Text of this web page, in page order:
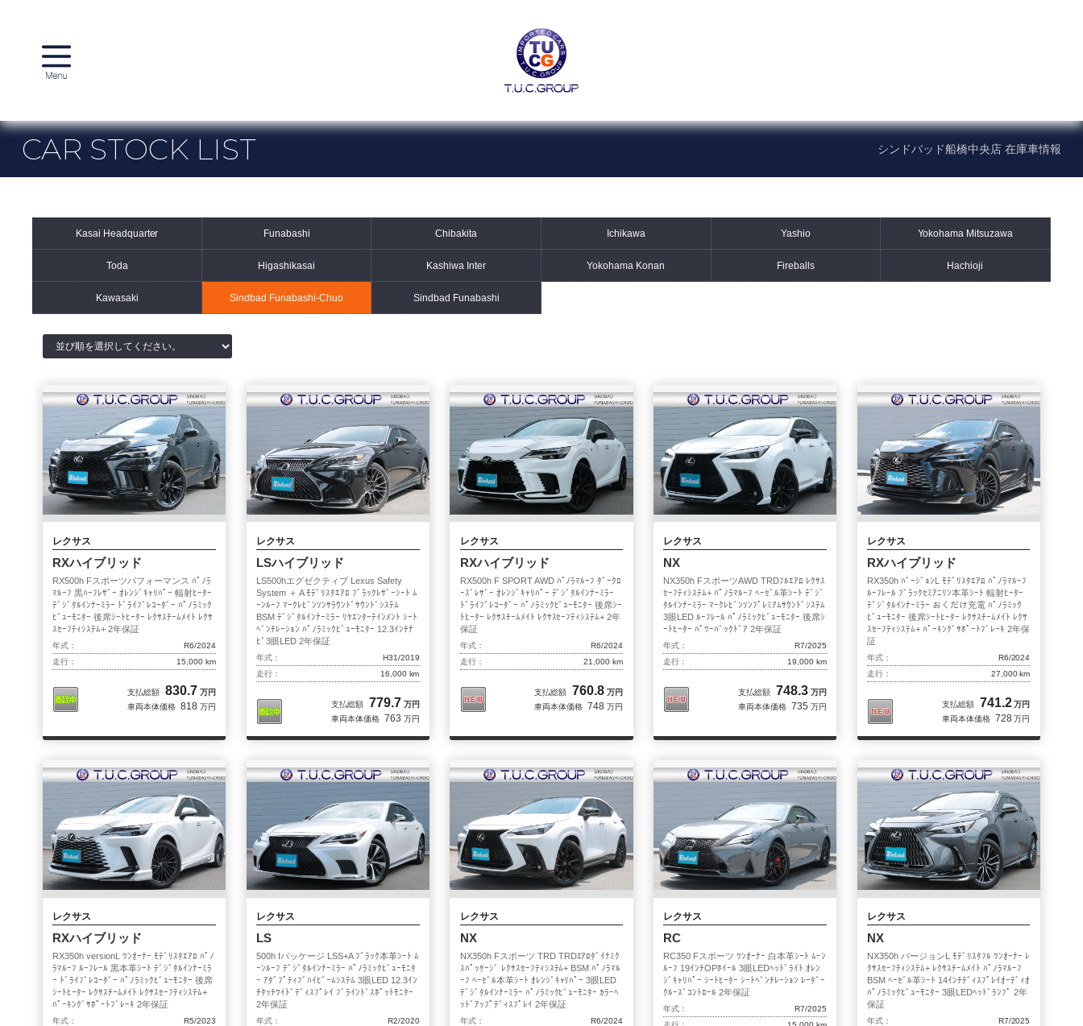
リクルート
メルセデスベンツ アウディ ポルシェ アメリカ車
葛西本店
戸田 東葛西 柏インター 横浜港南 ファイヤーボールズ 八王子店
川崎 シンドバッド船橋中央店 シンドバッド船橋店
Warranty 無料保証&サービス
2年間＆50,000kmの無料保証 オイル交換無料サービス ポリマーメンテナンス無料サービス 納車費用全国無料サービス 納車前整備・アフターメンテナンス
Shop Guide
葛西本店 船橋店 千葉北インター店 八潮 横浜三ツ沢
東葛西 柏インター 横浜港南 ファイヤーボールズ
シンドバッド船橋中央店 シンドバッド船橋店
葛西本店 船橋店 千葉北インター店 市川
八潮 横浜三ツ沢 戸田 東葛西
柏インター 横浜港南 ファイヤーボールズ 八王子店
川崎 シンドバッド船橋中央店 シンドバッド船橋店
葛西本店 船橋店 千葉北インター店 市川
横浜三ツ沢 戸田
柏インター 横浜港南 ファイヤーボールズ 八王子店
川崎 買取事業部
CAR STOCK LIST シンドバッド船橋中央店 在庫車情報
Kasai Headquarter Funabashi Chibakita Ichikawa Yashio Yokohama Mitsuzawa
Toda Higashikasai Kashiwa Inter Yokohama Konan Fireballs Hachioji
Kawasaki Sindbad Funabashi-Chuo Sindbad Funabashi
レクサス
RXハイブリッド
RX500h Fスポーツパフォーマンス ﾊﾟﾉﾗ
ﾏﾙｰﾌ 黒ﾊｰﾌﾚｻﾞｰ ｵﾚﾝｼﾞｷｬﾘﾊﾟｰ 輻射ﾋｰﾀｰ
ﾃﾞｼﾞﾀﾙｲﾝﾅｰﾐﾗｰ ﾄﾞﾗｲﾌﾞﾚｺｰﾀﾞｰ ﾊﾟﾉﾗﾐｯｸ
ﾋﾞｭｰﾓﾆﾀｰ 後席ｼｰﾄﾋｰﾀｰ ﾚｸｻｽﾁｰﾑﾒｲﾄ ﾚｸｻ
ｽｾｰﾌﾃｨｼｽﾃﾑ+ 2年保証
年式：
R6/2024
走行：
15,000 km
支払総額 830.7 万円
車両本体価格 818万円
レクサス
LSハイブリッド
LS500hエグゼクティブ Lexus Safety
System ＋ A ﾓﾃﾞﾘｽﾀｴｱﾛ ﾌﾞﾗｯｸﾚｻﾞｰｼｰﾄ ﾑ
ｰﾝﾙｰﾌ ﾏｰｸﾚﾋﾞﾝｿﾝｻﾗｳﾝﾄﾞｻｳﾝﾄﾞｼｽﾃﾑ
BSM ﾃﾞｼﾞﾀﾙｲﾝﾅｰﾐﾗｰ ﾘﾔｴﾝﾀｰﾃｲﾝﾒﾝﾄ ｼｰﾄ
ﾍﾞﾝﾁﾚｰｼｮﾝ ﾊﾟﾉﾗﾐｯｸﾋﾞｭｰﾓﾆﾀｰ 12.3ｲﾝﾁﾅ
ﾋﾞ3眼LED 2年保証
年式：
H31/2019
走行：
16,000 km
支払総額 779.7 万円
車両本体価格 763 万円
レクサス
RXハイブリッド
RX500h F SPORT AWD ﾊﾟﾉﾗﾏﾙｰﾌ ﾀﾞｰｸﾛ
ｰｽﾞﾚｻﾞｰ ｵﾚﾝｼﾞｷｬﾘﾊﾟｰ ﾃﾞｼﾞﾀﾙｲﾝﾅｰﾐﾗｰ
ﾄﾞﾗｲﾌﾞﾚｺｰﾀﾞｰ ﾊﾟﾉﾗﾐｯｸﾋﾞｭｰﾓﾆﾀｰ 後席ｼｰ
ﾄﾋｰﾀｰ ﾚｸｻｽﾁｰﾑﾒｲﾄ ﾚｸｻｽｾｰﾌﾃｨｼｽﾃﾑ+ 2年
保証
年式：
R6/2024
走行：
21,000 km
支払総額 760.8 万円
車両本体価格 748 万円
レクサス
NX
NX350h FスポーツAWD TRDﾌﾙｴｱﾛ ﾚｸｻｽ
ｾｰﾌﾃｨｼｽﾃﾑ+ ﾊﾟﾉﾗﾏﾙｰﾌ ﾍｰｾﾞﾙ革ｼｰﾄ ﾃﾞｼﾞ
ﾀﾙｲﾝﾅｰﾐﾗｰ ﾏｰｸﾚﾋﾞﾝｿﾝﾌﾟﾚﾐｱﾑｻｳﾝﾄﾞｼｽﾃﾑ
3眼LED ﾙｰﾌﾚｰﾙ ﾊﾟﾉﾗﾐｯｸﾋﾞｭｰﾓﾆﾀｰ 後席ｼ
ｰﾄﾋｰﾀｰ ﾊﾟﾜｰﾊﾞｯｸﾄﾞｱ 2年保証
年式：
R7/2025
走行：
19,000 km
支払総額 748.3万円
車両本体価格 735 万円
レクサス
RXハイブリッド
RX350h ﾊﾞｰｼﾞｮﾝL ﾓﾃﾞﾘｽﾀｴｱﾛ ﾊﾟﾉﾗﾏﾙｰﾌ
ﾙｰﾌﾚｰﾙ ﾌﾞﾗｯｸｾﾐｱﾆﾘﾝ本革ｼｰﾄ 輻射ﾋｰﾀｰ
ﾃﾞｼﾞﾀﾙｲﾝﾅｰﾐﾗｰ おくだけ充電 ﾊﾟﾉﾗﾐｯｸ
ﾋﾞｭｰﾓﾆﾀｰ 後席ｼｰﾄﾋｰﾀｰ ﾚｸｻｽﾁｰﾑﾒｲﾄ ﾚｸｻ
ｽｾｰﾌﾃｨｼｽﾃﾑ+ ﾊﾟｰｷﾝｸﾞｻﾎﾟｰﾄﾌﾞﾚｰｷ 2年保
証
年式：
R6/2024
走行：
27,000 km
支払総額 741.2万円
車両本体価格 728万円
レクサス
RXハイブリッド
RX350h versionL ﾜﾝｵｰﾅｰ ﾓﾃﾞﾘｽﾀｴｱﾛ ﾊﾟﾉ
ﾗﾏﾙｰﾌ ﾙｰﾌﾚｰﾙ 黒本革ｼｰﾄ ﾃﾞｼﾞﾀﾙｲﾝﾅｰﾐﾗ
ｰ ﾄﾞﾗｲﾌﾞﾚｺｰﾀﾞｰ ﾊﾟﾉﾗﾐｯｸﾋﾞｭｰﾓﾆﾀｰ 後席
ｼｰﾄﾋｰﾀｰ ﾚｸｻｽﾁｰﾑﾒｲﾄ ﾚｸｻｽｾｰﾌﾃｨｼｽﾃﾑ+
ﾊﾟｰｷﾝｸﾞｻﾎﾟｰﾄﾌﾞﾚｰｷ 2年保証
年式：
R5/2023
レクサス
LS
500h Iパッケージ LSS+A ﾌﾞﾗｯｸ本革ｼｰﾄ ﾑ
ｰﾝﾙｰﾌ ﾃﾞｼﾞﾀﾙｲﾝﾅｰﾐﾗｰ ﾊﾟﾉﾗﾐｯｸﾋﾞｭｰﾓﾆﾀ
ｰ ｱﾀﾞﾌﾟﾃｨﾌﾞﾊｲﾋﾞｰﾑｼｽﾃﾑ 3眼LED 12.3ｲﾝ
ﾁﾀｯﾁﾜｲﾄﾞﾃﾞｨｽﾌﾟﾚｲ ﾌﾞﾗｲﾝﾄﾞｽﾎﾟｯﾄﾓﾆﾀｰ
2年保証
年式：
R2/2020
レクサス
NX
NX350h Fスポーツ TRD TRDｴｱﾛﾀﾞｲﾅﾐｸ
ｽﾊﾟｯｹｰｼﾞ ﾚｸｻｽｾｰﾌﾃｨｼｽﾃﾑ+ BSM ﾊﾟﾉﾗﾏﾙ
ｰﾌ ﾍｰｾﾞﾙ本革ｼｰﾄ ｵﾚﾝｼﾞｷｬﾘﾊﾟｰ 3眼LED
ﾃﾞｼﾞﾀﾙｲﾝﾅｰﾐﾗｰ ﾊﾟﾉﾗﾐｯｸﾋﾞｭｰﾓﾆﾀｰ ｶﾗｰﾍ
ｯﾄﾞｱｯﾌﾟﾃﾞｨｽﾌﾟﾚｲ 2年保証
年式：
R6/2024
レクサス
RC
RC350 Fスポーツ ﾜﾝｵｰﾅｰ 白本革ｼｰﾄ ﾑｰﾝ
ﾙｰﾌ 19ｲﾝﾁOPﾎｲｰﾙ 3眼LEDﾍｯﾄﾞﾗｲﾄ ｵﾚﾝ
ｼﾞｷｬﾘﾊﾟｰ ｼｰﾄﾋｰﾀｰ ｼｰﾄﾍﾞﾝﾁﾚｰｼｮﾝ ﾚｰﾀﾞｰ
ｸﾙｰｽﾞｺﾝﾄﾛｰﾙ 2年保証
年式：
R7/2025
レクサス
NX
NX350h バージョンL ﾓﾃﾞﾘｽﾀﾌﾙ ﾜﾝｵｰﾅｰ ﾚ
ｸｻｽｾｰﾌﾃｨｼｽﾃﾑ+ ﾚｸｻｽﾁｰﾑﾒｲﾄ ﾊﾟﾉﾗﾏﾙｰﾌ
BSM ﾍｰｾﾞﾙ革ｼｰﾄ 14ｲﾝﾁﾃﾞｨｽﾌﾟﾚｲｵｰﾃﾞｨｵ
ﾊﾟﾉﾗﾐｯｸﾋﾞｭｰﾓﾆﾀｰ 3眼LEDﾍｯﾄﾞﾗﾝﾌﾟ 2年
保証
年式：
R7/2025